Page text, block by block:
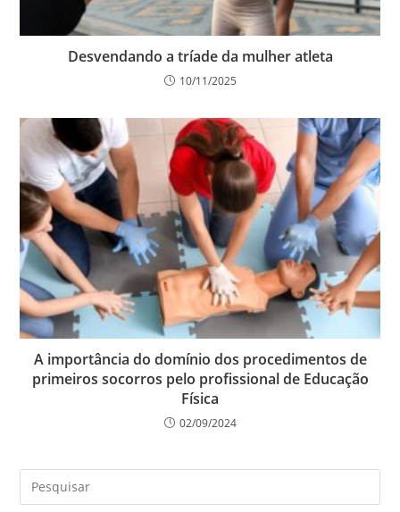
Desvendando a tríade da mulher atleta
10/11/2025
A importância do domínio dos procedimentos de
primeiros socorros pelo profissional de Educação
Física
02/09/2024